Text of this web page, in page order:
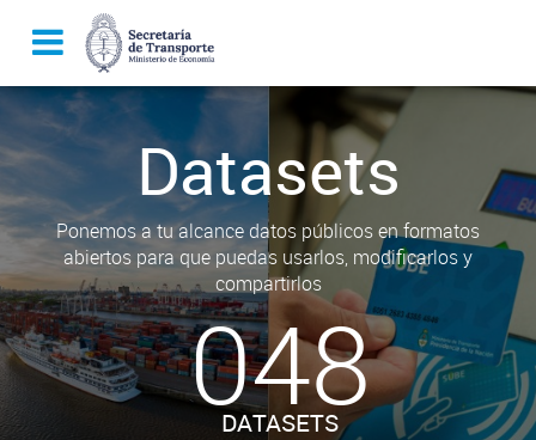
Datasets
Ponemos a tu alcance datos públicos en formatos
abiertos para que puedas usarlos, modificarlos y
compartirlos
048
DATASETS